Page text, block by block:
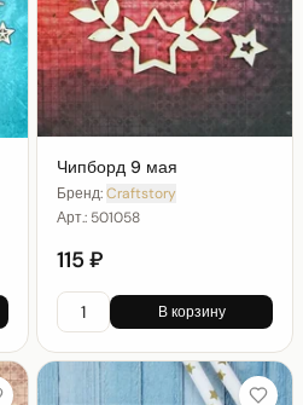
Чипборд 9 мая
Бренд:Craftstory
Арт.: 501058
115 ₽
В корзину